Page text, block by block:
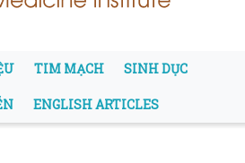
TIM MẠCH SINH DỤC
ENGLISH ARTICLES